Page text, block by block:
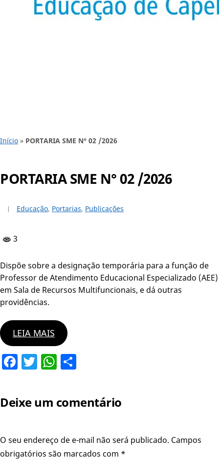
Início » PORTARIA SME N° 02 /2026
PORTARIA SME N° 02 /2026
Educação, Portarias, Publicações
3
Dispõe sobre a designação temporária para a função de
Professor de Atendimento Educacional Especializado (AEE)
em Sala de Recursos Multifuncionais, e dá outras
providências.
LEIA MAIS
Facebook
TwitterWhatsApp
Deixe um comentário
O seu endereço de e-mail não será publicado. Campos
obrigatórios são marcados com *